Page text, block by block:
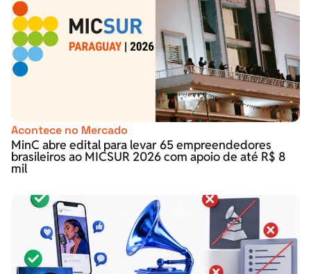
Acontece no Mercado
MinC abre edital para levar 65 empreendedores
brasileiros ao MICSUR 2026 com apoio de até R$ 8
mil